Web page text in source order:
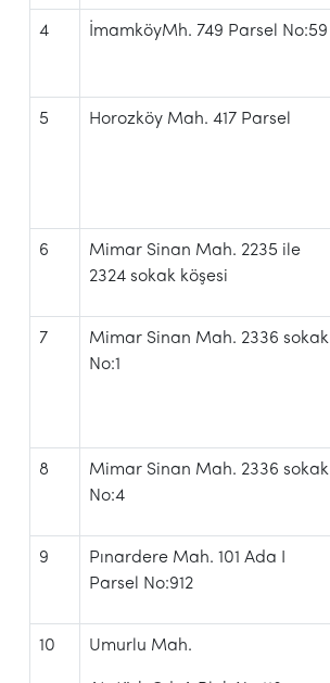
4 İmamköyMh. 749 Parsel No:59
5 Horozköy Mah. 417 Parsel
6
Mimar Sinan Mah. 2235 ile
2324 sokak köşesi
7
Mimar Sinan Mah. 2336 sokak
No:1
8
Mimar Sinan Mah. 2336 sokak
No:4
9
Pınardere Mah. 101 Ada I
Parsel No:912
10 Umurlu Mah.